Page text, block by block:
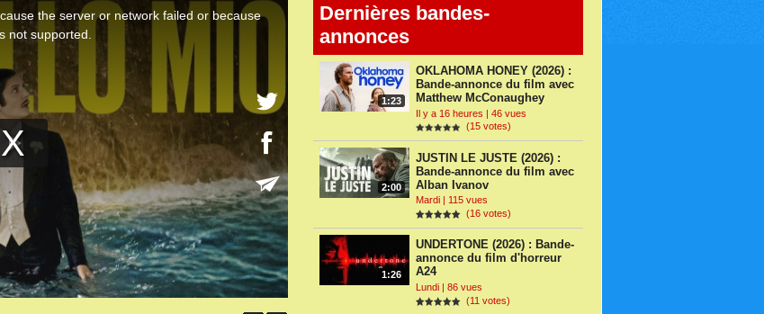
Dernières bandes-
annonces
1:23
OKLAHOMA HONEY (2026) :
Bande-annonce du film avec
Matthew McConaughey
Il y a 16 heures | 46 vues
(15 votes)
2:00
JUSTIN LE JUSTE (2026) :
Bande-annonce du film avec
Alban Ivanov
Mardi | 115 vues
(16 votes)
1:26
UNDERTONE (2026) : Bande-
annonce du film d'horreur
A24
Lundi | 86 vues
(11 votes)